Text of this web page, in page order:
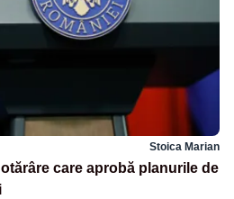
Stoica Marian
care aprobă planurile de